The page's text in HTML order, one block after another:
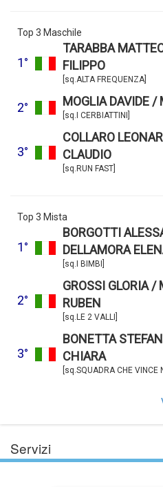
Top 3 Maschile
1°
TARABBA
FILIPPO
[sq.ALTA FREQUENZA]
2° MOGLIA DAVIDE /
[sq.I CERBIATTINI]
3°
COLLARO
CLAUDIO
[sq.RUN FAST]
Top 3 Mista
1°
BORGOTTI
DELLAMORA
[sq.I BIMBI]
2°
GROSSI GLORIA /
RUBEN
[sq.LE 2 VALLI]
3°
BONETTA
CHIARA
[sq.SQUADRA CHE VINCE
Servizi